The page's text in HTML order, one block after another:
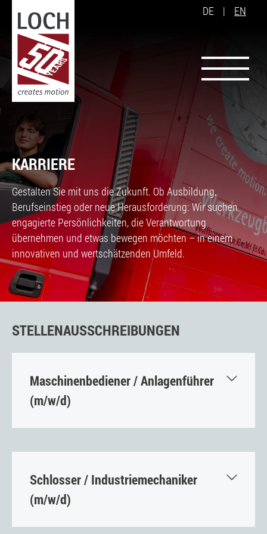
DE | EN
KARRIERE
Gestalten Sie mit uns die Zukunft. Ob Ausbildung,
Berufseinstieg oder neue Herausforderung: Wir suchen
engagierte Persönlichkeiten, die Verantwortung
übernehmen und etwas bewegen möchten – in einem
innovativen und wertschätzenden Umfeld.
STELLENAUSSCHREIBUNGEN
Maschinenbediener / Anlagenführer
(m/w/d)
Ihre Aufgabe:
Vorbereiten und Rüsten von Maschinen
Werkzeugwechsel durchführen
Stanzautomaten nach Plan rüsten
Schlosser / Industriemechaniker
(m/w/d)
Ihre Aufgabe: